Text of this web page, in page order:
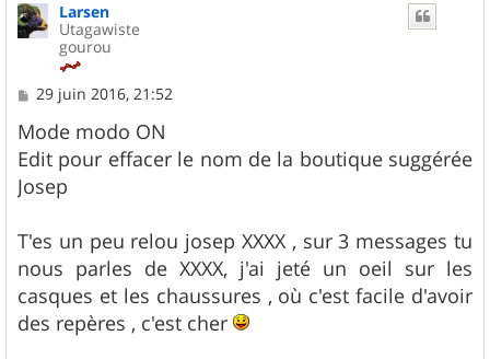
Larsen
Utagawiste
gourou
M
s
s
a
g
e
29 juin 2016, 21:52
Mode modo ON
Edit pour effacer le nom de la boutique suggérée
Josep
T'es un peu relou josep XXXX , sur 3 messages tu
nous parles de XXXX, j'ai jeté un oeil sur les
casques et les chaussures , où c'est facile d'avoir
des repères , c'est cher